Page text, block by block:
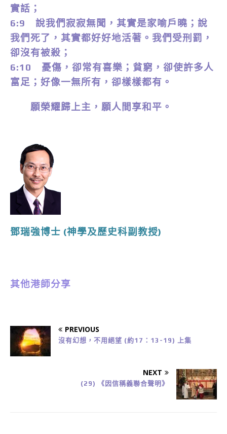
實話；
6:9 說我們寂寂無聞，其實是家喻戶曉；說
我們死了，其實都好好地活著。我們受刑罰，
卻沒有被殺；
6:10 憂傷，卻常有喜樂；貧窮，卻使許多人
富足；好像一無所有，卻樣樣都有。
願榮耀歸上主，願人間享和平。
鄧瑞強博士 (神學及歷史科副教授)
其他港師分享
PREVIOUS
沒有幻想，不用絕望 (約17：13-19) 上集
NEXT
(29) 《因信稱義聯合聲明》